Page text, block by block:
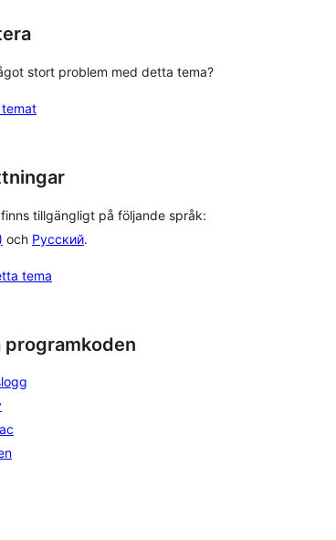
stort problem med detta tema?
tillgängligt på följande språk:
och Русский.
tema
programkoden